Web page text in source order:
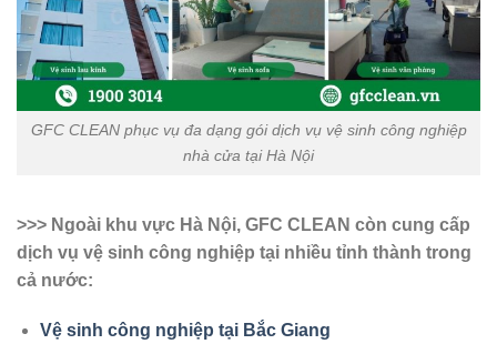
GFC CLEAN phục vụ đa dạng gói dịch vụ vệ sinh công nghiệp
nhà cửa tại Hà Nội
>>> Ngoài khu vực Hà Nội, GFC CLEAN còn cung cấp
dịch vụ vệ sinh công nghiệp tại nhiều tỉnh thành trong
cả nước:
Vệ sinh công nghiệp tại Bắc Giang